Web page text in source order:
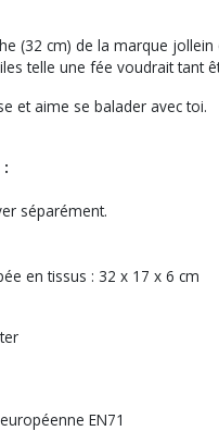
(32 cm) de la marque jollein
telle une fée voudrait tant
et aime se balader avec toi.
séparément.
en tissus : 32 x 17 x 6 cm
EN71